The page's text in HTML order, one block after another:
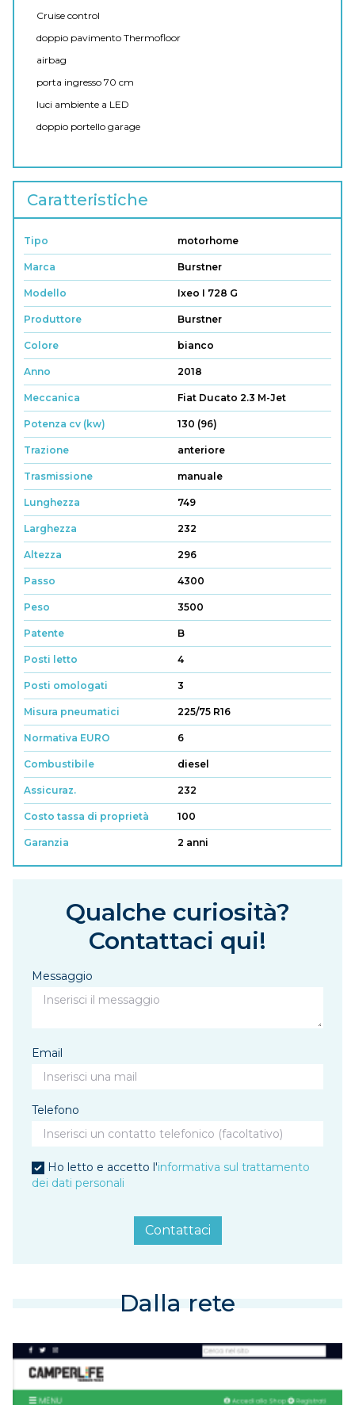
Cruise control
doppio pavimento Thermofloor
airbag
porta ingresso 70 cm
luci ambiente a LED
doppio portello garage
Caratteristiche
Tipo motorhome
Marca Burstner
Modello Ixeo I 728 G
Produttore Burstner
Colore bianco
Anno 2018
Meccanica Fiat Ducato 2.3 M-Jet
Potenza cv (kw) 130 (96)
Trazione anteriore
Trasmissione manuale
Lunghezza 749
Larghezza 232
Altezza 296
Passo 4300
Peso 3500
Patente B
Posti letto 4
Posti omologati 3
Misura pneumatici 225/75 R16
Normativa EURO 6
Combustibile diesel
Assicuraz. 232
Costo tassa di proprietà 100
Garanzia 2 anni
Qualche curiosità?
Contattaci qui!
Messaggio
Email
Telefono
Ho letto e accetto l'informativa sul trattamento
dei dati personali
Contattaci
Dalla rete